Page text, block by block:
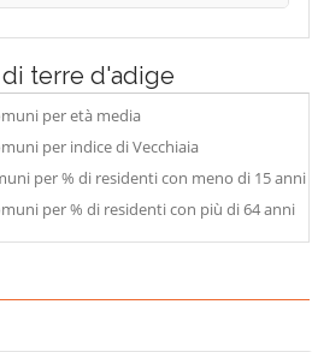
terre d'adige
per età media
per indice di Vecchiaia
per % di residenti con meno di 15 anni
per % di residenti con più di 64 anni